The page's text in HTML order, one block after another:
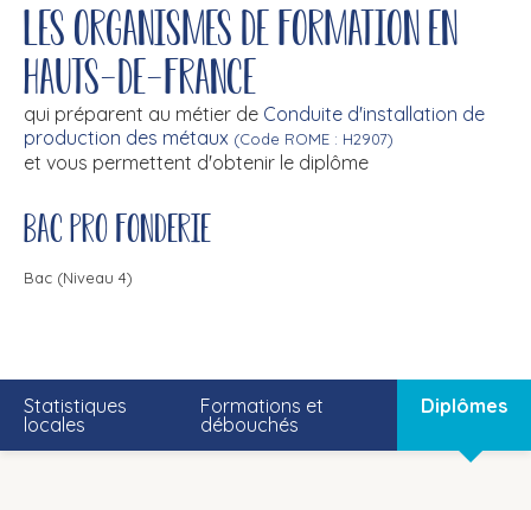
Les organismes de formation en
Hauts-de-France
qui préparent au métier de Conduite d'installation de
production des métaux (Code ROME : H2907)
et vous permettent d'obtenir le diplôme
Bac pro fonderie
Bac (Niveau 4)
Statistiques
locales
Formations et
débouchés
Diplômes